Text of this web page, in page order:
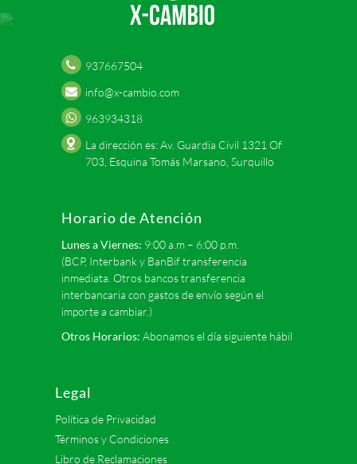
937667504
info@x-cambio.com
963934318
La dirección es: Av. Guardia Civil 1321 Of
703, Esquina Tomás Marsano, Surquillo
Horario de Atención
Lunes a Viernes: 9:00 a.m – 6:00 p.m.
(BCP, Interbank y BanBif transferencia
inmediata. Otros bancos transferencia
interbancaria con gastos de envío según el
importe a cambiar.)
Otros Horarios: Abonamos el día siguiente hábil
Legal
Política de Privacidad
Términos y Condiciones
Libro de Reclamaciones